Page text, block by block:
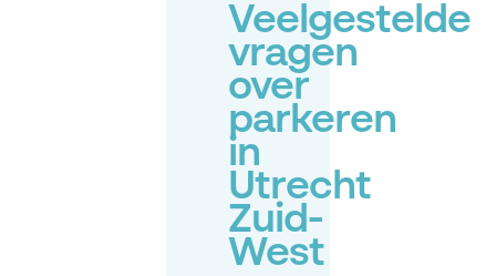
Veelgestelde
vragen
over
parkeren
in
Utrecht
Zuid-
West